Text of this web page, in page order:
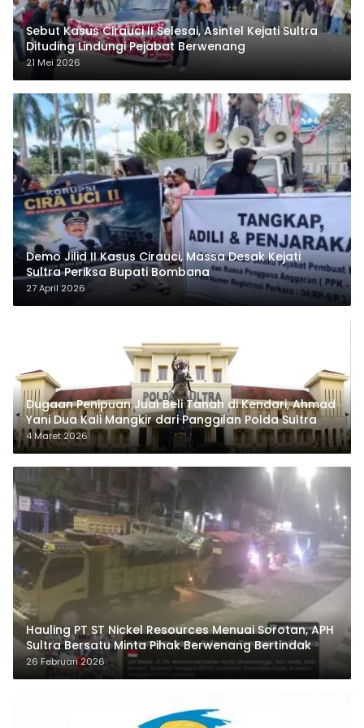
Sebut Kasus Cirauci II Selesai, Asintel Kejati Sultra
Dituding Lindungi Pejabat Berwenang
21 Mei 2026
Demo Jilid II Kasus Cirauci, Massa Desak Kejati
Sultra Periksa Bupati Bombana
27 April 2026
Dugaan Penipuan Jual Beli Tanah di Kendari, Ahmad
Yani Dua Kali Mangkir dari Panggilan Polda Sultra
4 Maret 2026
Hauling PT ST Nickel Resources Menuai Sorotan, APH
Sultra Bersatu Minta Pihak Berwenang Bertindak
26 Februari 2026